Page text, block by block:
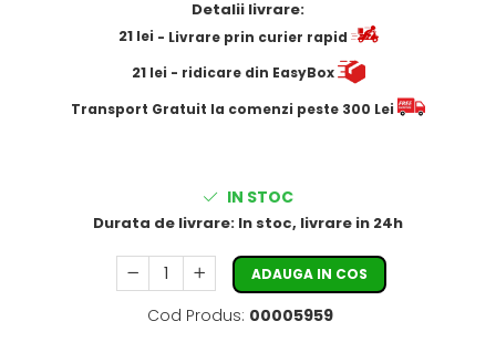
Detalii livrare:
21lei - Livrare prin curier rapid
21lei - ridicare din EasyBox
​​​​​​Transport Gratuit la comenzi peste 300 Lei
IN STOC
Durata de livrare: In stoc, livrare in 24h
ADAUGA IN COS
Cod Produs: 00005959